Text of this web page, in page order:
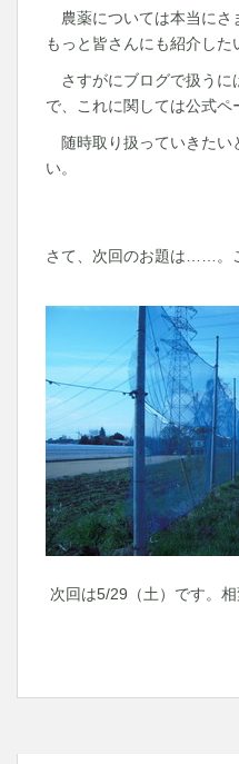
農薬については本当にさ
もっと皆さんにも紹介した
さすがにブログで扱うに
で、これに関しては公式ペ
随時取り扱っていきたい
い。
さて、次回のお題は……。
次回は5/29（土）です。